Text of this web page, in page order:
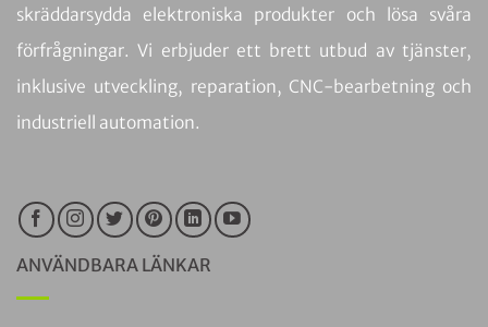
skräddarsydda elektroniska produkter och lösa svåra
förfrågningar. Vi erbjuder ett brett utbud av tjänster,
inklusive utveckling, reparation, CNC-bearbetning och
industriell automation.
ANVÄNDBARA LÄNKAR